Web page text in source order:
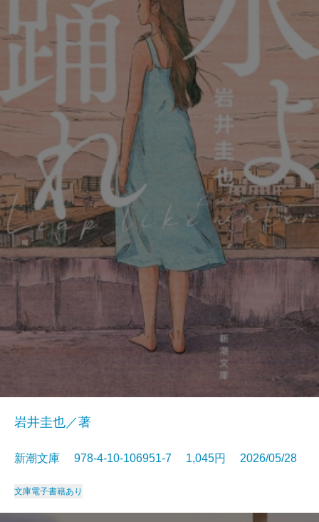
岩井圭也／著
新潮文庫 978-4-10-106951-7 1,045円 2026/05/28
文庫電子書籍あり